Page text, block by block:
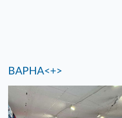
ВАРНА<+>